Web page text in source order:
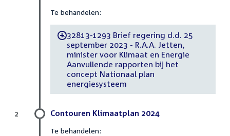
Te behandelen:
-32813-1293 Brief regering d.d. 25
september 2023 - R.A.A. Jetten,
minister voor Klimaat en Energie
Aanvullende rapporten bij het
concept Nationaal plan
energiesysteem
Contouren Klimaatplan 2024
Te behandelen:
2